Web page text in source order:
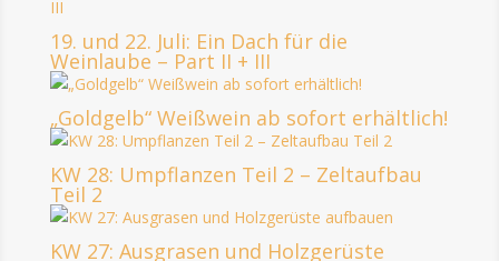
19. und 22. Juli: Ein Dach für die
Weinlaube – Part II + III
„Goldgelb“ Weißwein ab sofort erhältlich!
KW 28: Umpflanzen Teil 2 – Zeltaufbau
Teil 2
KW 27: Ausgrasen und Holzgerüste